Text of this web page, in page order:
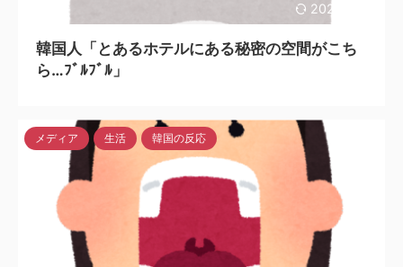
2024/3/31
韓国人「とあるホテルにある秘密の空間がこち
ら…ﾌﾞﾙﾌﾞﾙ」
メディア 生活 韓国の反応